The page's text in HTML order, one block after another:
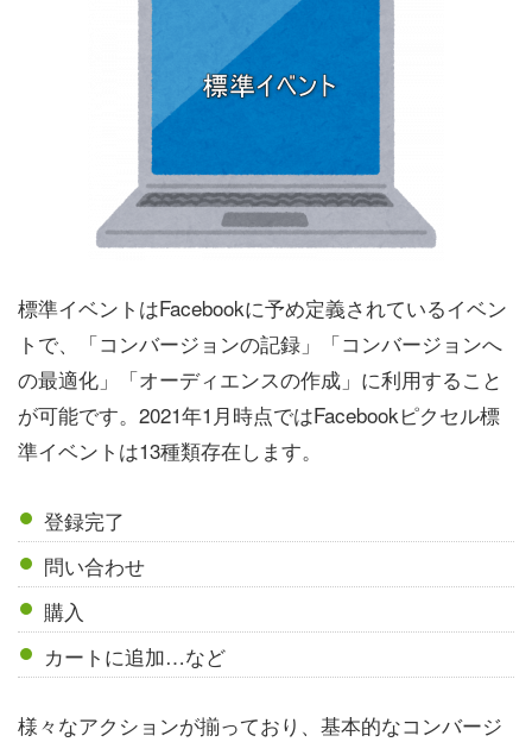
標準イベントはFacebookに予め定義されているイベン
トで、「コンバージョンの記録」「コンバージョンへ
の最適化」「オーディエンスの作成」に利用すること
が可能です。2021年1月時点ではFacebookピクセル標
準イベントは13種類存在します。
登録完了
問い合わせ
購入
カートに追加…など
様々なアクションが揃っており、基本的なコンバージ